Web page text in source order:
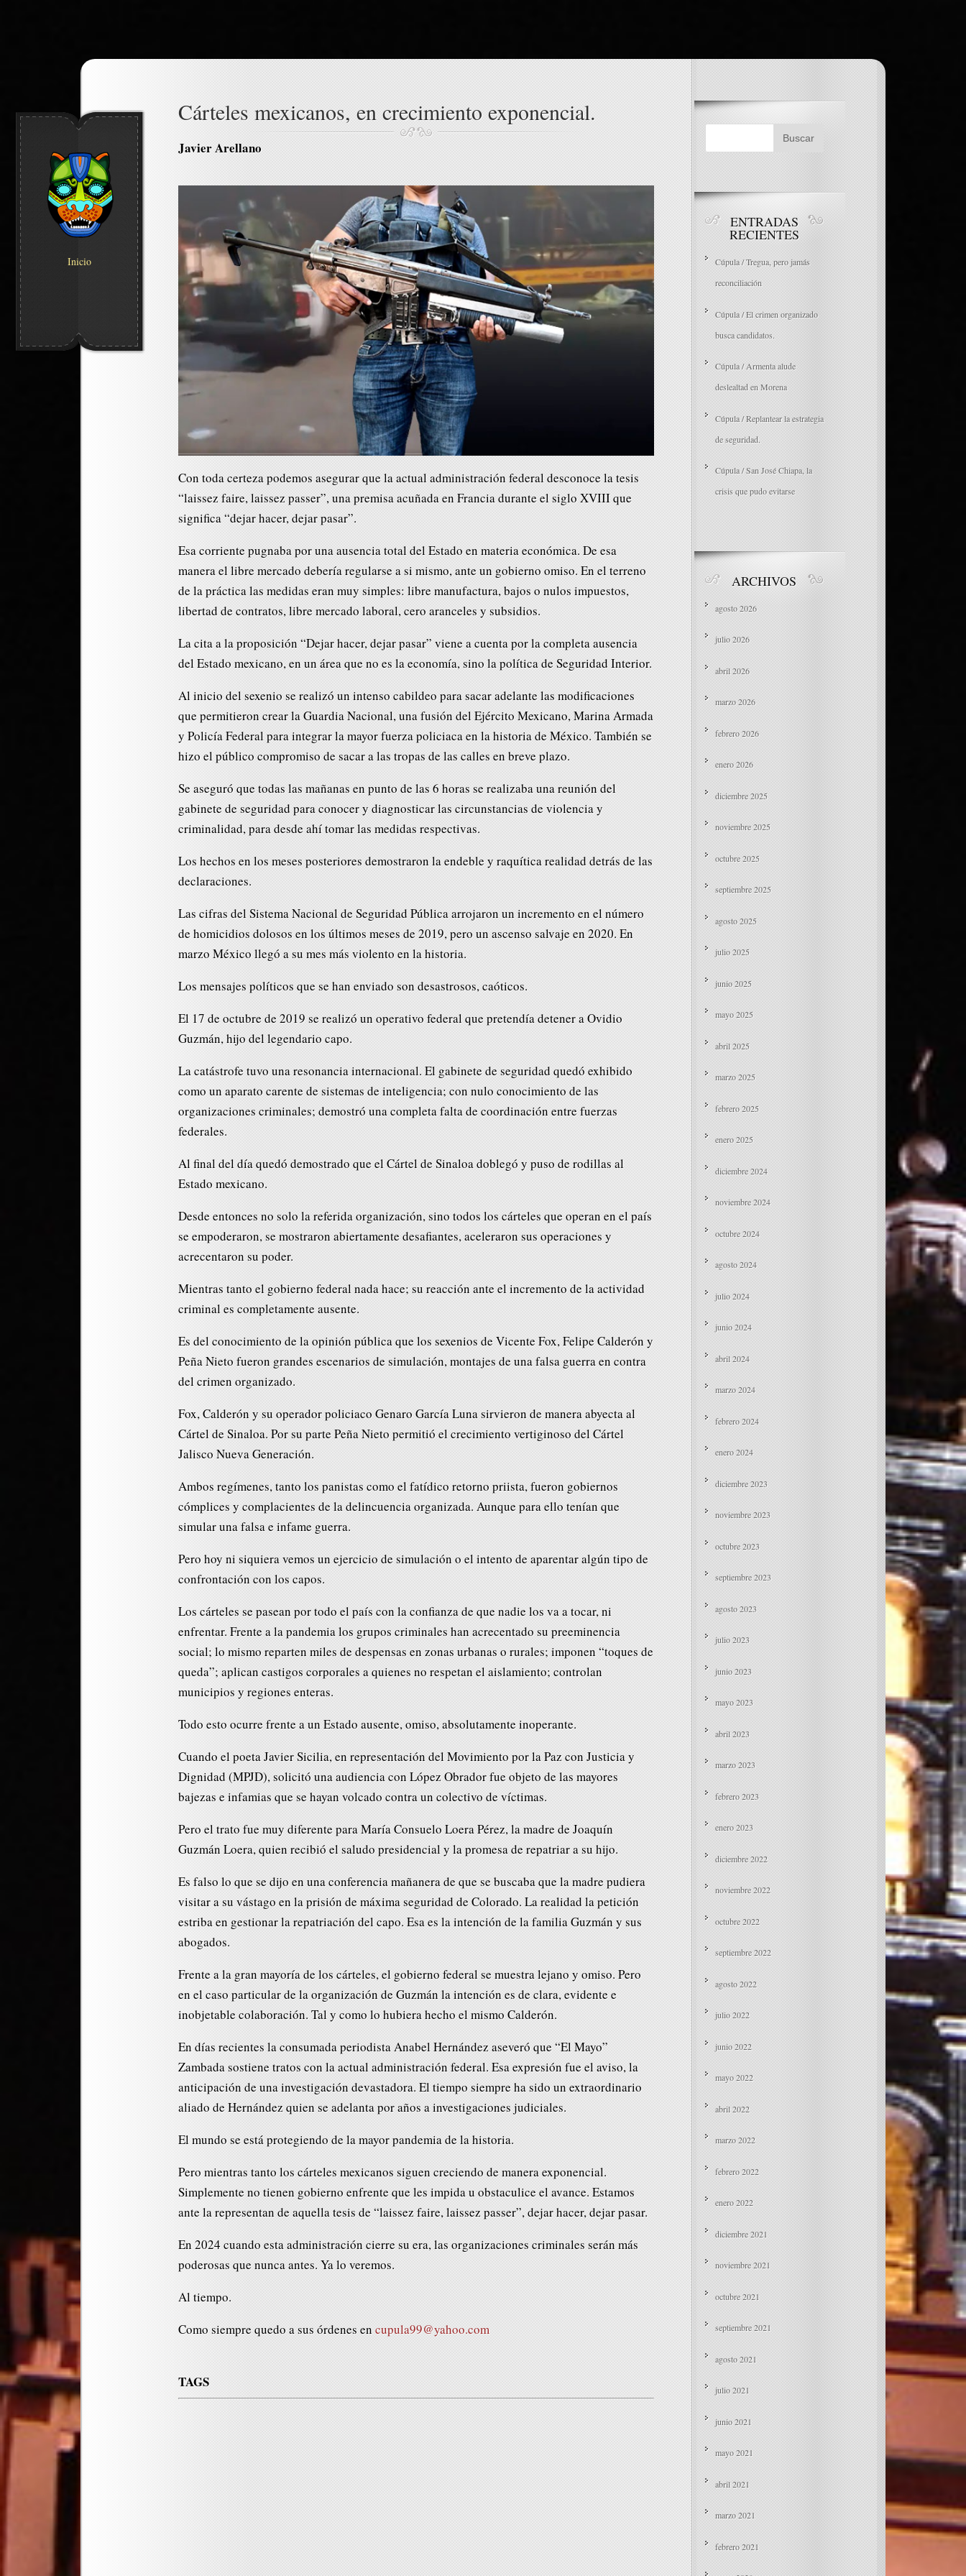
Inicio
Cárteles mexicanos, en crecimiento exponencial.
Javier Arellano
Con toda certeza podemos asegurar que la actual administración federal desconoce la tesis
“laissez faire, laissez passer”, una premisa acuñada en Francia durante el siglo XVIII que
significa “dejar hacer, dejar pasar”.
Esa corriente pugnaba por una ausencia total del Estado en materia económica. De esa
manera el libre mercado debería regularse a si mismo, ante un gobierno omiso. En el terreno
de la práctica las medidas eran muy simples: libre manufactura, bajos o nulos impuestos,
libertad de contratos, libre mercado laboral, cero aranceles y subsidios.
La cita a la proposición “Dejar hacer, dejar pasar” viene a cuenta por la completa ausencia
del Estado mexicano, en un área que no es la economía, sino la política de Seguridad Interior.
Al inicio del sexenio se realizó un intenso cabildeo para sacar adelante las modificaciones
que permitieron crear la Guardia Nacional, una fusión del Ejército Mexicano, Marina Armada
y Policía Federal para integrar la mayor fuerza policiaca en la historia de México. También se
hizo el público compromiso de sacar a las tropas de las calles en breve plazo.
Se aseguró que todas las mañanas en punto de las 6 horas se realizaba una reunión del
gabinete de seguridad para conocer y diagnosticar las circunstancias de violencia y
criminalidad, para desde ahí tomar las medidas respectivas.
Los hechos en los meses posteriores demostraron la endeble y raquítica realidad detrás de las
declaraciones.
Las cifras del Sistema Nacional de Seguridad Pública arrojaron un incremento en el número
de homicidios dolosos en los últimos meses de 2019, pero un ascenso salvaje en 2020. En
marzo México llegó a su mes más violento en la historia.
Los mensajes políticos que se han enviado son desastrosos, caóticos.
El 17 de octubre de 2019 se realizó un operativo federal que pretendía detener a Ovidio
Guzmán, hijo del legendario capo.
La catástrofe tuvo una resonancia internacional. El gabinete de seguridad quedó exhibido
como un aparato carente de sistemas de inteligencia; con nulo conocimiento de las
organizaciones criminales; demostró una completa falta de coordinación entre fuerzas
federales.
Al final del día quedó demostrado que el Cártel de Sinaloa doblegó y puso de rodillas al
Estado mexicano.
Desde entonces no solo la referida organización, sino todos los cárteles que operan en el país
se empoderaron, se mostraron abiertamente desafiantes, aceleraron sus operaciones y
acrecentaron su poder.
Mientras tanto el gobierno federal nada hace; su reacción ante el incremento de la actividad
criminal es completamente ausente.
Es del conocimiento de la opinión pública que los sexenios de Vicente Fox, Felipe Calderón y
Peña Nieto fueron grandes escenarios de simulación, montajes de una falsa guerra en contra
del crimen organizado.
Fox, Calderón y su operador policiaco Genaro García Luna sirvieron de manera abyecta al
Cártel de Sinaloa. Por su parte Peña Nieto permitió el crecimiento vertiginoso del Cártel
Jalisco Nueva Generación.
Ambos regímenes, tanto los panistas como el fatídico retorno priista, fueron gobiernos
cómplices y complacientes de la delincuencia organizada. Aunque para ello tenían que
simular una falsa e infame guerra.
Pero hoy ni siquiera vemos un ejercicio de simulación o el intento de aparentar algún tipo de
confrontación con los capos.
Los cárteles se pasean por todo el país con la confianza de que nadie los va a tocar, ni
enfrentar. Frente a la pandemia los grupos criminales han acrecentado su preeminencia
social; lo mismo reparten miles de despensas en zonas urbanas o rurales; imponen “toques de
queda”; aplican castigos corporales a quienes no respetan el aislamiento; controlan
municipios y regiones enteras.
Todo esto ocurre frente a un Estado ausente, omiso, absolutamente inoperante.
Cuando el poeta Javier Sicilia, en representación del Movimiento por la Paz con Justicia y
Dignidad (MPJD), solicitó una audiencia con López Obrador fue objeto de las mayores
bajezas e infamias que se hayan volcado contra un colectivo de víctimas.
Pero el trato fue muy diferente para María Consuelo Loera Pérez, la madre de Joaquín
Guzmán Loera, quien recibió el saludo presidencial y la promesa de repatriar a su hijo.
Es falso lo que se dijo en una conferencia mañanera de que se buscaba que la madre pudiera
visitar a su vástago en la prisión de máxima seguridad de Colorado. La realidad la petición
estriba en gestionar la repatriación del capo. Esa es la intención de la familia Guzmán y sus
abogados.
Frente a la gran mayoría de los cárteles, el gobierno federal se muestra lejano y omiso. Pero
en el caso particular de la organización de Guzmán la intención es de clara, evidente e
inobjetable colaboración. Tal y como lo hubiera hecho el mismo Calderón.
En días recientes la consumada periodista Anabel Hernández aseveró que “El Mayo”
Zambada sostiene tratos con la actual administración federal. Esa expresión fue el aviso, la
anticipación de una investigación devastadora. El tiempo siempre ha sido un extraordinario
aliado de Hernández quien se adelanta por años a investigaciones judiciales.
El mundo se está protegiendo de la mayor pandemia de la historia.
Pero mientras tanto los cárteles mexicanos siguen creciendo de manera exponencial.
Simplemente no tienen gobierno enfrente que les impida u obstaculice el avance. Estamos
ante la representan de aquella tesis de “laissez faire, laissez passer”, dejar hacer, dejar pasar.
En 2024 cuando esta administración cierre su era, las organizaciones criminales serán más
poderosas que nunca antes. Ya lo veremos.
Al tiempo.
Como siempre quedo a sus órdenes en cupula99@yahoo.com
TAGS
ENTRADAS
RECIENTES
Cúpula / Tregua, pero jamás
reconciliación
Cúpula / El crimen organizado
busca candidatos.
Cúpula / Armenta alude
deslealtad en Morena
Cúpula / Replantear la estrategia
de seguridad.
Cúpula / San José Chiapa, la
crisis que pudo evitarse
ARCHIVOS
agosto 2026
julio 2026
abril 2026
marzo 2026
febrero 2026
enero 2026
diciembre 2025
noviembre 2025
octubre 2025
septiembre 2025
agosto 2025
julio 2025
junio 2025
mayo 2025
abril 2025
marzo 2025
febrero 2025
enero 2025
diciembre 2024
noviembre 2024
octubre 2024
agosto 2024
julio 2024
junio 2024
abril 2024
marzo 2024
febrero 2024
enero 2024
diciembre 2023
noviembre 2023
octubre 2023
septiembre 2023
agosto 2023
julio 2023
junio 2023
mayo 2023
abril 2023
marzo 2023
febrero 2023
enero 2023
diciembre 2022
noviembre 2022
octubre 2022
septiembre 2022
agosto 2022
julio 2022
junio 2022
mayo 2022
abril 2022
marzo 2022
febrero 2022
enero 2022
diciembre 2021
noviembre 2021
octubre 2021
septiembre 2021
agosto 2021
julio 2021
junio 2021
mayo 2021
abril 2021
marzo 2021
febrero 2021